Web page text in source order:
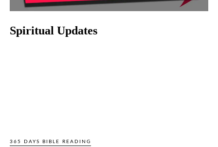
Spiritual Updates
365 DAYS BIBLE READING